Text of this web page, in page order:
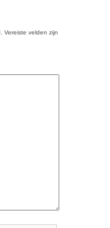
Vereiste velden zijn